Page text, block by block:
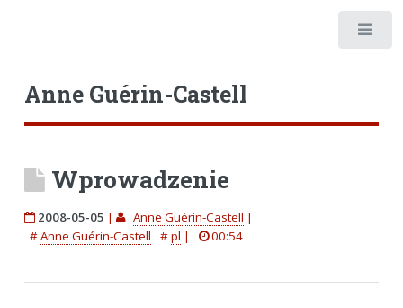
Anne Guérin-Castell
Wprowadzenie
2008-05-05 | Anne Guérin-Castell |
#Anne Guérin-Castell #pl | 00:54